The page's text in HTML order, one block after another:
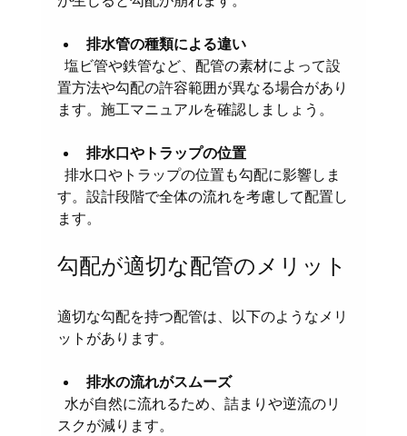
排水管の種類による違い
置方法や勾配の許容範囲が異なる場合があり
ます。施工マニュアルを確認しましょう。
排水口やトラップの位置
す。設計段階で全体の流れを考慮して配置し
ます。
勾配が適切な配管のメリット
適切な勾配を持つ配管は、以下のようなメリ
ットがあります。
排水の流れがスムーズ
スクが減ります。